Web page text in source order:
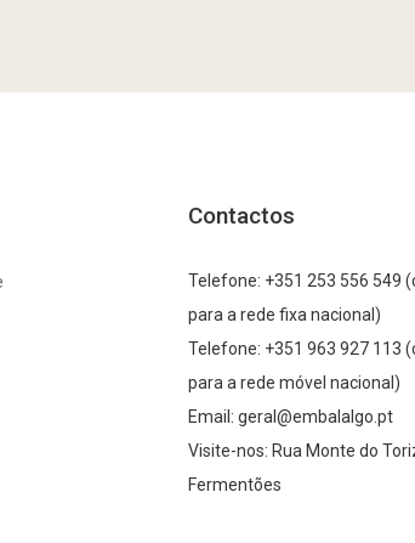
Contactos
Telefone: +351 253 556 549
para a rede fixa
Telefone: +351 963 927 113
para a rede móvel nacional)
Email: geral@embalalgo.pt
Visite-nos: Rua Monte do
Fermentões